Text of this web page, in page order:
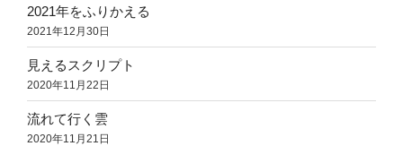
2021年をふりかえる
2021年12月30日
見えるスクリプト
2020年11月22日
流れて行く雲
2020年11月21日